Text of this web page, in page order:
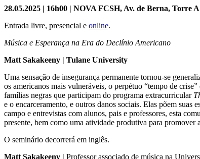
28.05.2025 | 16h00 | NOVA FCSH, Av. de Berna, Torre
Entrada livre, presencial e online.
Música e Esperança na Era do Declínio Americano
Matt Sakakeeny | Tulane University
Uma sensação de insegurança permanente tornou-se
os americanos mais vulneráveis, o perpétuo “tempo de
famílias negras que participam do programa extracurricular
e o encarceramento, e outros danos sociais. Elas põem suas
campo e entrevistas com alunos, pais e professores, esta
presente, bem como uma atividade produtiva para promover
O seminário decorrerá em inglês.
Matt Sakakeeny | Professor associado de música na